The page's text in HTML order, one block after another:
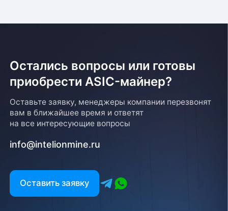
Остались вопросы или готовы
приобрести ASIC-майнер?
Оставьте заявку, менеджеры компании перезвонят
вам в ближайшее время и ответят
на все интересующие вопросы
info@intelionmine.ru
Оставить заявку